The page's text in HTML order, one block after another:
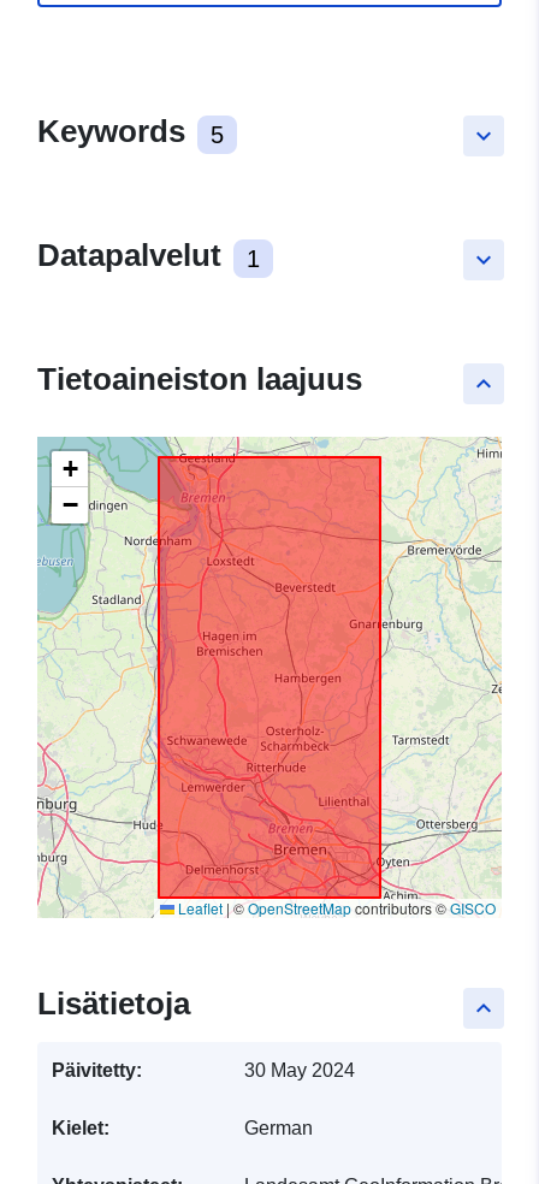
keyboard_arrow_down
Keywords 5
keyboard_arrow_down
Datapalvelut 1
keyboard_arrow_up
Tietoaineiston laajuus
+
−
Leaflet |©OpenStreetMapcontributors ©GISCO
keyboard_arrow_up
Lisätietoja
Päivitetty: 30 May 2024
Kielet: German